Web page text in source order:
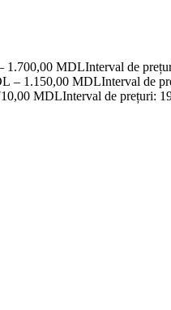
1.700,00 MDLInterval de
– 1.150,00 MDLInterval de
MDLInterval de prețuri: